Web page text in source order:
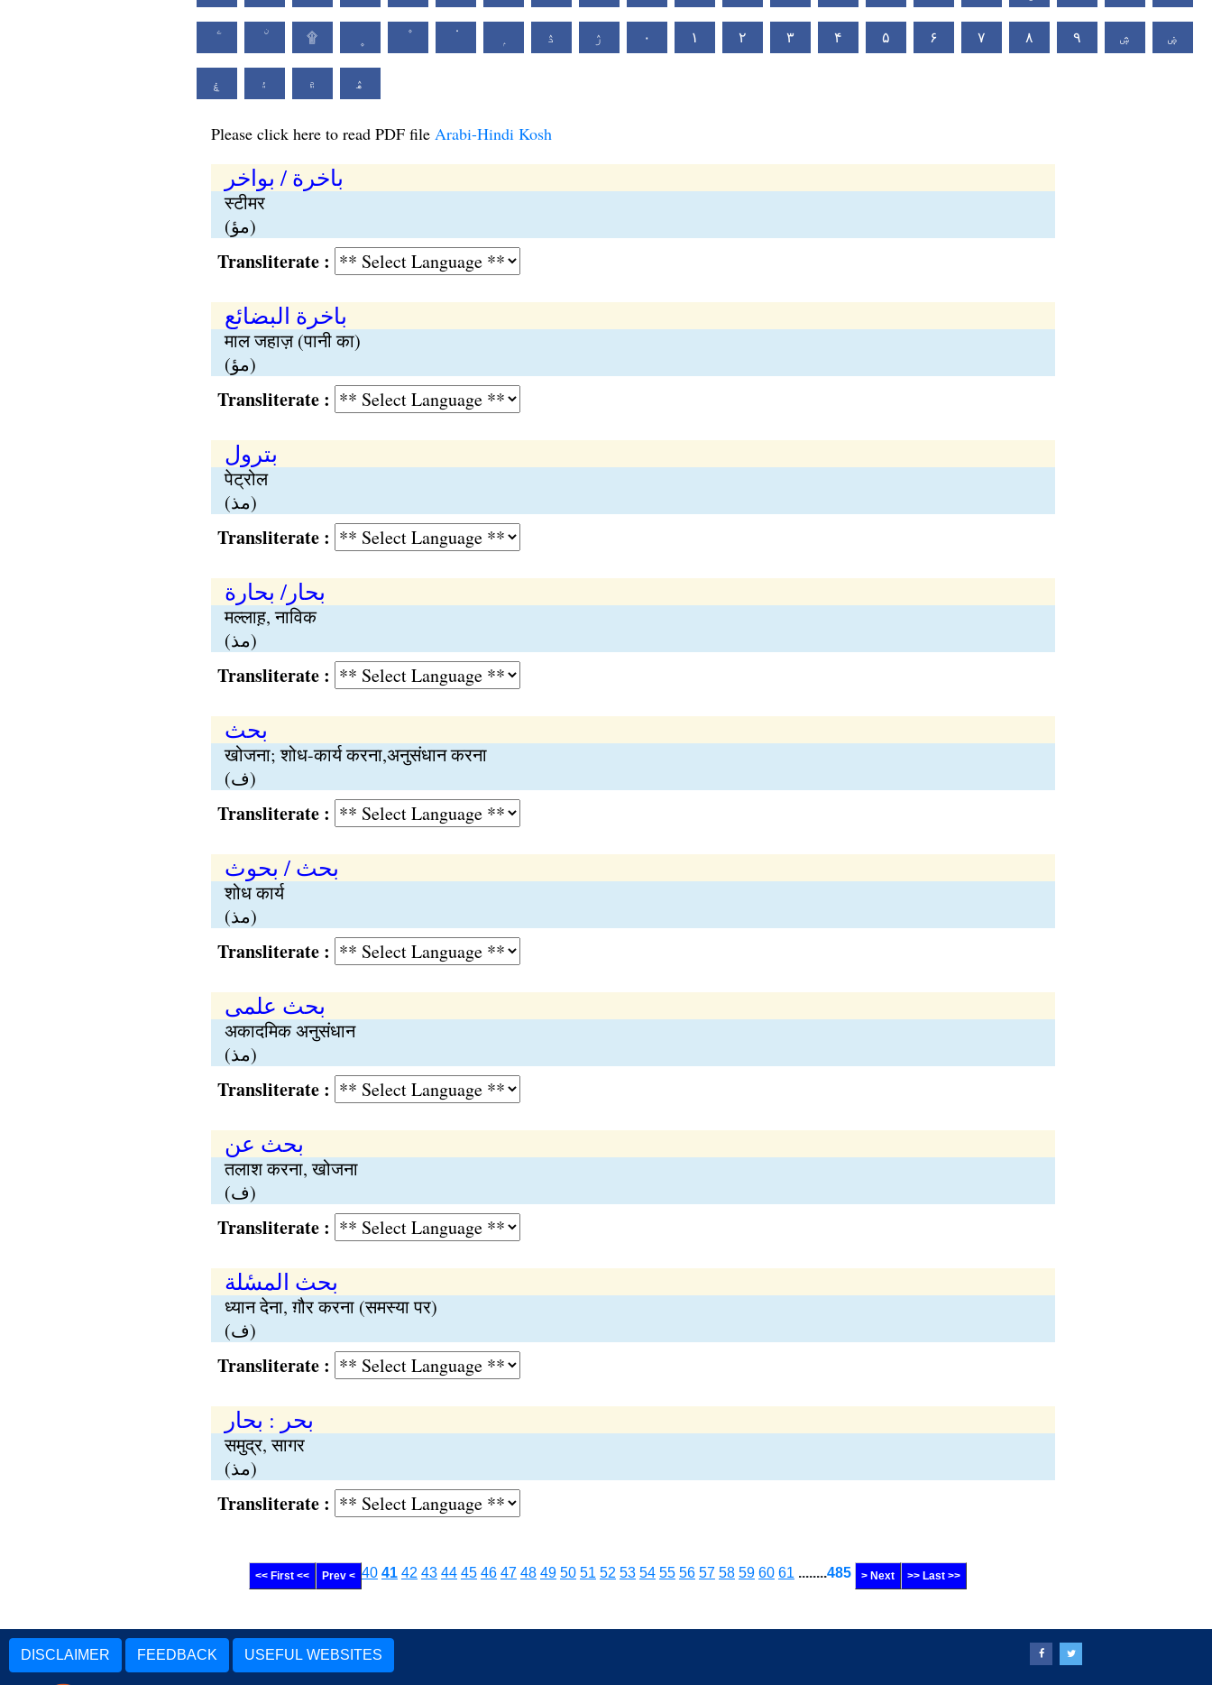
۩ ۮ ۯ ۰ ۱ ۲ ۳ ۴ ۵ ۶ ۷ ۸ ۹ ۺ ۻ
ۼ ۽ ۾ ۿ
Please click here to read PDF file Arabi-Hindi Kosh
باخرة / بواخر
स्टीमर
(مؤ)
Transliterate :
باخرة البضائع
माल जहाज़ (पानी का)
(مؤ)
Transliterate :
بترول
पेट्रोल
(مذ)
Transliterate :
بحار/ بحارة
मल्लाह़, नाविक
(مذ)
Transliterate :
بحث
खोजना; शोध-कार्य करना,अनुसंधान करना
(ف)
Transliterate :
بحث / بحوث
शोध कार्य
(مذ)
Transliterate :
بحث علمی
अकादमिक अनुसंधान
(مذ)
Transliterate :
بحث عن
तलाश करना, खोजना
(ف)
Transliterate :
بحث المسٔلة
ध्यान देना, ग़ौर करना (समस्या पर)
(ف)
Transliterate :
بحر : بحار
समुद्र, सागर
(مذ)
Transliterate :
<< First << Prev < 40 41 42 43 44 45 46 47 48 49 50 51 52 53 54 55 56 57 58 59 60 61 ........485 > Next >> Last >>
DISCLAIMER FEEDBACK USEFUL WEBSITES